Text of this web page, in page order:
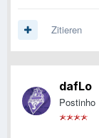
Zitieren
dafLo
Postinho